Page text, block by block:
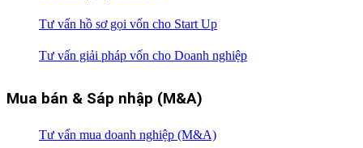
Tư vấn hồ sơ gọi vốn cho Start Up
Tư vấn giải pháp vốn cho Doanh nghiệp
Mua bán & Sáp nhập (M&A)
Tư vấn mua doanh nghiệp (M&A)